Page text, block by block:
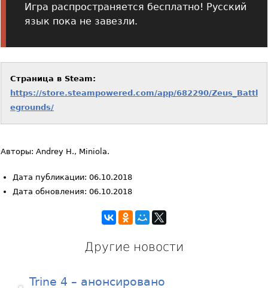
Игра распространяется бесплатно! Русский
язык пока не завезли.
Страница в Steam:
https://store.steampowered.com/app/682290/Zeus_Battl
egrounds/
Авторы: Andrey H., Miniola.
Дата публикации: 06.10.2018
Дата обновления: 06.10.2018
Другие новости
Trine 4 – анонсировано